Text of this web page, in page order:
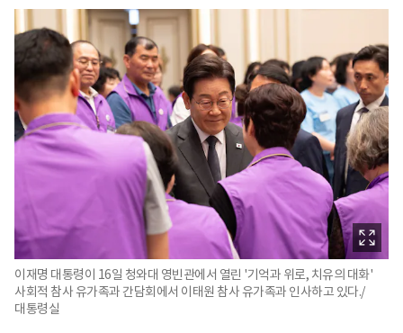
이재명 대통령이 16일 청와대 영빈관에서 열린 '기억과 위로, 치유의 대화'
사회적 참사 유가족과 간담회에서 이태원 참사 유가족과 인사하고 있다./
대통령실